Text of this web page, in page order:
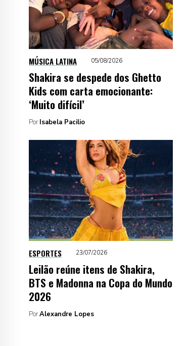
MÚSICA LATINA 05/08/2026
Shakira se despede dos Ghetto
Kids com carta emocionante:
‘Muito difícil’
Por Isabela Pacilio
ESPORTES 23/07/2026
Leilão reúne itens de Shakira,
BTS e Madonna na Copa do Mundo
2026
PorAlexandre Lopes